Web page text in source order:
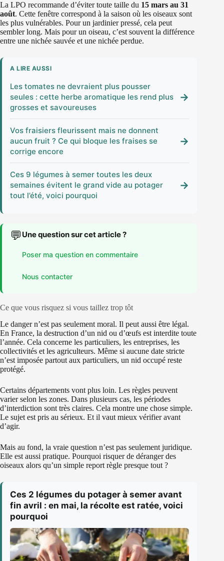
La LPO recommande d’éviter toute taille du 15 mars au 31
août. Cette fenêtre correspond à la saison où les oiseaux sont
les plus vulnérables. Pour un jardinier pressé, cela peut
sembler long. Mais pour un oiseau, c’est souvent la différence
entre une nichée sauvée et une nichée perdue.
A LIRE AUSSI
Les tomates ne devraient plus pousser
seules : cette herbe aromatique les rend plus
grosses et savoureuses
→
Vos fraisiers fleurissent mais ne donnent
aucun fruit ? Ce qui bloque les fraises se
corrige encore
→
Ces 9 légumes à semer toutes les deux
semaines évitent le grand vide au potager
tout l’été, voici pourquoi
→
💬 Une question sur cet article ?
Poser ma question en commentaire
Nous contacter
Ce que vous risquez si vous taillez trop tôt
Le danger n’est pas seulement moral. Il peut aussi être légal.
En France, la destruction d’un nid ou d’œufs est interdite toute
l’année. Cela concerne les particuliers, les entreprises, les
collectivités et les agriculteurs. Même si aucune date stricte
n’est imposée partout aux particuliers, un nid occupé reste
protégé.
Certains départements vont plus loin. Les règles peuvent
varier selon les zones. Dans plusieurs cas, les périodes
d’interdiction sont très claires. Cela montre une chose simple.
Le sujet est pris au sérieux. Et il vaut mieux vérifier avant
d’agir.
Mais au fond, la vraie question n’est pas seulement juridique.
Elle est aussi pratique. Pourquoi risquer de déranger des
oiseaux alors qu’un simple report règle presque tout ?
Ces 2 légumes du potager à semer avant
fin avril : en mai, la récolte est ratée, voici
pourquoi